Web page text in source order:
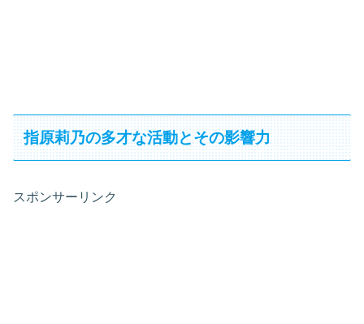
指原莉乃の多才な活動とその影響力
スポンサーリンク